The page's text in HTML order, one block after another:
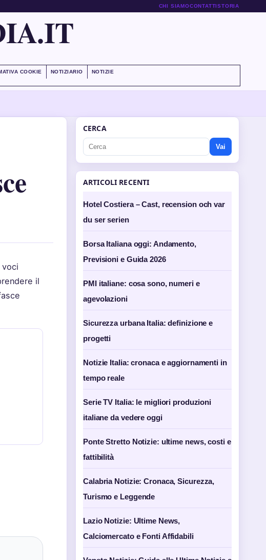
CHI SIAMOCONTATTISTORIA
COOKIE NOTIZIARIO NOTIZIE
voci
il
CERCA
Vai
ARTICOLI RECENTI
Hotel Costiera – Cast, recension och var
du ser serien
Borsa Italiana oggi: Andamento,
Previsioni e Guida 2026
PMI italiane: cosa sono, numeri e
agevolazioni
Sicurezza urbana Italia: definizione e
progetti
Notizie Italia: cronaca e aggiornamenti in
tempo reale
Serie TV Italia: le migliori produzioni
italiane da vedere oggi
Ponte Stretto Notizie: ultime news, costi e
fattibilità
Calabria Notizie: Cronaca, Sicurezza,
Turismo e Leggende
Lazio Notizie: Ultime News,
Calciomercato e Fonti Affidabili